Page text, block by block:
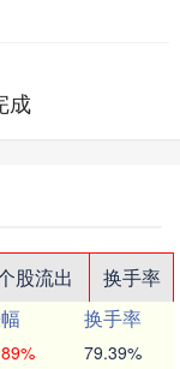
成
股流出
换手率
换手率
79.39%